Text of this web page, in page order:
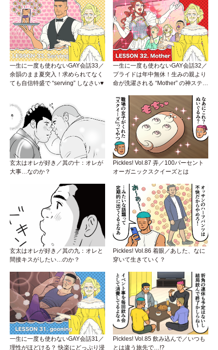
一生に一度も使わないGAY会話33／
余韻のまま夏突入！求められてなく
ても自信特盛で “serving” しなさい♥
一生に一度も使わないGAY会話32／
プライドは年中無休！生みの親より
命が洗濯される “Mother” の神ステー
玄太はオレが好き／其の十：オレが
大事…なのか？
Pickles! Vol.87 弄／100パーセント
オーガニックスクイーズとは
玄太はオレが好き／其の九：オレと
間接キスがしたい…のか？
Pickles! Vol.86 着眼／あした、なに
穿いて生きていく？
一生に一度も使わないGAY会話31／
理性がほどける？ 快楽にどっぷり浸
Pickles! Vol.85 飲み込んで／いつも
とは違う旅先で…!?